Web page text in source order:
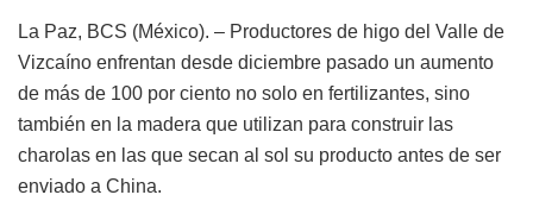
La Paz, BCS (México). – Productores de higo del Valle de
Vizcaíno enfrentan desde diciembre pasado un aumento
de más de 100 por ciento no solo en fertilizantes, sino
también en la madera que utilizan para construir las
charolas en las que secan al sol su producto antes de ser
enviado a China.